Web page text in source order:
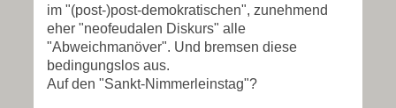
im "(post-)post-demokratischen", zunehmend
eher "neofeudalen Diskurs" alle
"Abweichmanöver". Und bremsen diese
bedingungslos aus.
Auf den "Sankt-Nimmerleinstag"?